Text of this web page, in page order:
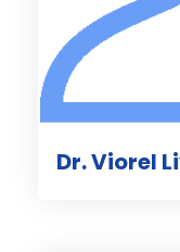
Dr. Viorel